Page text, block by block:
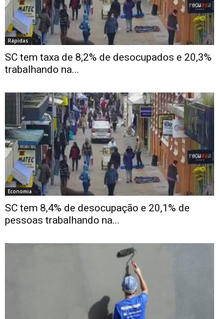
Rápidas
SC tem taxa de 8,2% de desocupados e 20,3%
trabalhando na...
Economia
SC tem 8,4% de desocupação e 20,1% de
pessoas trabalhando na...